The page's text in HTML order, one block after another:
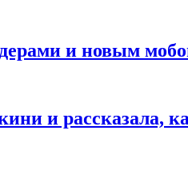
и новым
и рассказала,